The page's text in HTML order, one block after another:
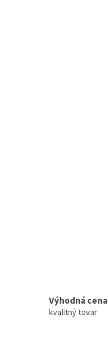
Výhodná cena
kvalitný tovar